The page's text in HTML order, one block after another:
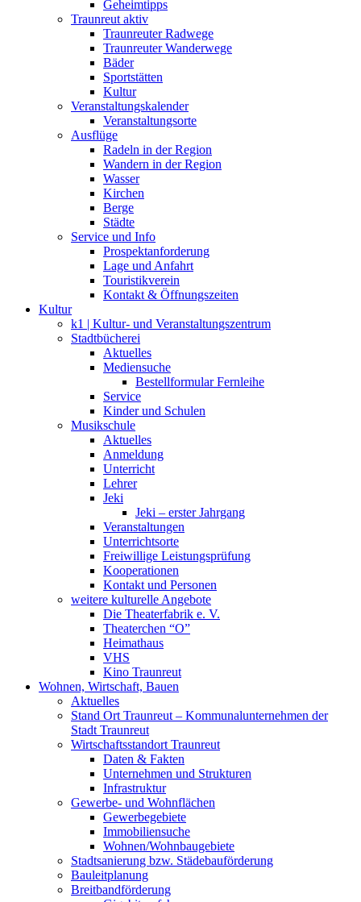
Geheimtipps
Traunreut aktiv
Traunreuter Radwege
Traunreuter Wanderwege
Bäder
Sportstätten
Kultur
Veranstaltungskalender
Veranstaltungsorte
Ausflüge
Radeln in der Region
Wandern in der Region
Wasser
Kirchen
Berge
Städte
Service und Info
Prospektanforderung
Lage und Anfahrt
Touristikverein
Kontakt & Öffnungszeiten
Kultur
k1 | Kultur- und Veranstaltungszentrum
Stadtbücherei
Aktuelles
Mediensuche
Bestellformular Fernleihe
Service
Kinder und Schulen
Musikschule
Aktuelles
Anmeldung
Unterricht
Lehrer
Jeki
Jeki – erster Jahrgang
Veranstaltungen
Unterrichtsorte
Freiwillige Leistungsprüfung
Kooperationen
Kontakt und Personen
weitere kulturelle Angebote
Die Theaterfabrik e. V.
Theaterchen “O”
Heimathaus
VHS
Kino Traunreut
Wohnen, Wirtschaft, Bauen
Aktuelles
Stand Ort Traunreut – Kommunalunternehmen der
Stadt Traunreut
Wirtschaftsstandort Traunreut
Daten & Fakten
Unternehmen und Strukturen
Infrastruktur
Gewerbe- und Wohnflächen
Gewerbegebiete
Immobiliensuche
Wohnen/Wohnbaugebiete
Stadtsanierung bzw. Städebauförderung
Bauleitplanung
Breitbandförderung